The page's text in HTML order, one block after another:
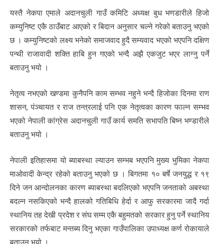
यस्तै नेकपा एमाले अदानचुली गाउँ कमिटि अध्यक्ष बुध भणडारीले हिजो
कम्युनिष्ट एकै ठाउँबाट आएको र बिदान अनुसार चल्ने गरेको बताउनु भएको
छ । कम्युनिष्टको लक्ष्य भनेको समाजवाद हुदै सम्यवाद भएको भएपनि दक्षिण
पन्थी राजावादी शक्ति हाबि हुन गएको भन्दै अझै एकजुट भएर लाग्नु पर्ने
बताउनु भयो ।
नेतृत्व नभएको खण्डमा कुनैपनि काम सम्भव नहुने भन्दै हिजोका दिनमा राण
शासन, पंञ्चायत र राज तन्त्रलाई पनि एक नेतृत्वका कारण फाल्न सम्भव
भएको नेपाली कांग्रेस अदानचुली गाउँ कार्य समति सभापति बिष्न भण्डारीले
बताउनु भयो ।
नेपाली इतिहासमा यो ब्याबस्था ल्याउन सम्भब भएपनि मुख्य भुमिका नेकपा
माओवादी केन्द्र रहेको बताउनु भएको छ । बिगतमा १० बर्षे जनयुद्ध र १९
दिने जन आन्दोलनका कारण ब्याबस्था बदलिएको भएपनि जनताको अबस्था
बदल्न नसकिएको भन्दै हालको गतिबिधि हेर्दा र आफु सरकारमा जादै गर्दा
स्थानिय तह देखी प्रदेश र संघ सम्म एकै बहुमतको सरकार हुनु पर्ने स्थानिय
सरकारको तर्फबाट मन्तब्य दिनु भएका गाउँपालिका उपाध्यक्ष कर्ण रोकायाले